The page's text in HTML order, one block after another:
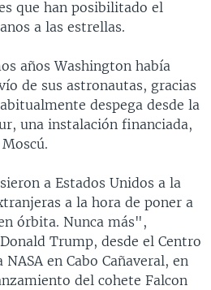
que han posibilitado el
a las estrellas.
años Washington había
de sus astronautas, gracias
despega desde la
una instalación financiada,
a Estados Unidos a la
a la hora de poner a
órbita. Nunca más",
Trump, desde el Centro
en Cabo Cañaveral, en
del cohete Falcon